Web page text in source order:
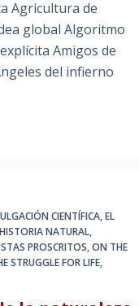
Agricultura de
global Algoritmo
Amigos de
del infierno
CIENTÍFICA,EL
HISTORIA NATURAL,
PROSCRITOS,ON THE
STRUGGLE FOR LIFE,